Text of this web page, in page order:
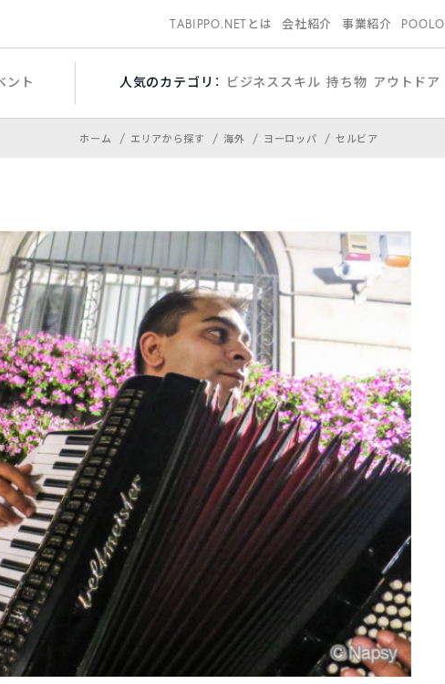
TABIPPO.NETとは 会社紹介 事業紹介 POOLO
ント 人気のカテゴリ： ビジネススキル 持ち物 アウトドア
ホーム エリアから探す 海外 ヨーロッパ セルビア